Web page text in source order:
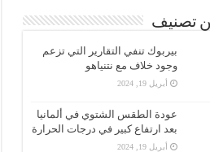
تصنيف
بيربوك تنفي التقارير التي تزعم
وجود خلاف مع نتنياهو
أبريل 19, 2024
عودة الطقس الشتوي في ألمانيا
بعد ارتفاع كبير في درجات الحرارة
أبريل 19, 2024